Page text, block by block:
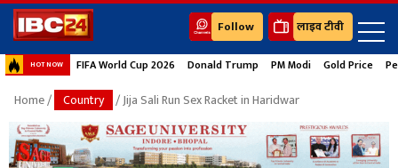
Follow लाइव टीवी
HOT NOW FIFA World Cup 2026 Donald Trump PM Modi Gold Price
Home/ Country / Jija Sali Run Sex Racket in Haridwar